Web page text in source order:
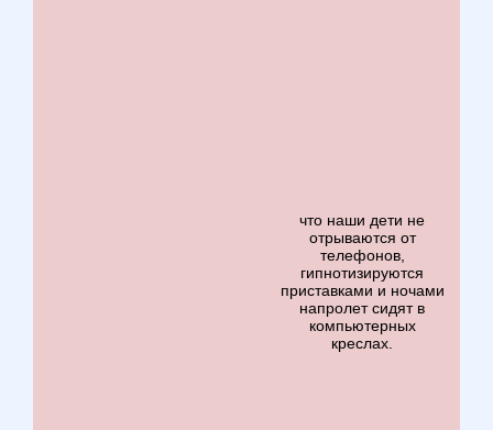
что наши дети не
отрываются от
телефонов,
гипнотизируются
приставками и ночами
напролет сидят в
компьютерных
креслах.